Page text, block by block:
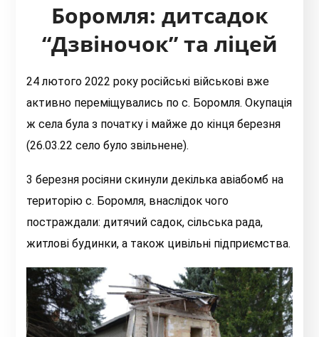
Боромля: дитсадок
“Дзвіночок” та ліцей
24 лютого 2022 року російські військові вже
активно переміщувались по с. Боромля. Окупація
ж села була з початку і майже до кінця березня
(26.03.22 село було звільнене).
3 березня росіяни скинули декілька авіабомб на
територію с. Боромля, внаслідок чого
постраждали: дитячий садок, сільська рада,
житлові будинки, а також цивільні підприємства.